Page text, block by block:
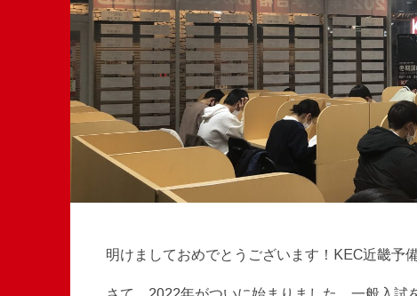
明けましておめでとうございます！KEC近畿予